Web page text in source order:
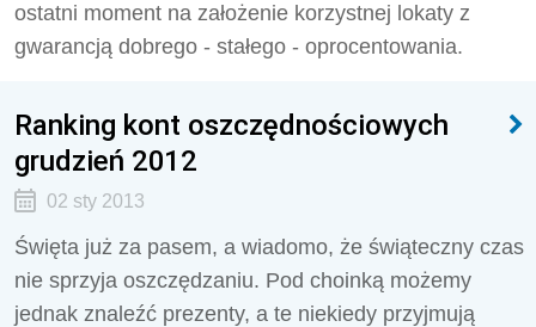
ostatni moment na założenie korzystnej lokaty z
gwarancją dobrego - stałego - oprocentowania.
Ranking kont oszczędnościowych
grudzień 2012
02 sty 2013
Święta już za pasem, a wiadomo, że świąteczny czas
nie sprzyja oszczędzaniu. Pod choinką możemy
jednak znaleźć prezenty, a te niekiedy przyjmują